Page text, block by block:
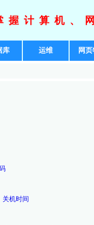
握计算机、
库 运维 网
关机时间